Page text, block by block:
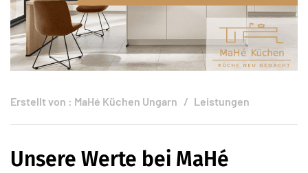
Erstellt von : MaHé Küchen Ungarn Leistungen
Unsere Werte bei MaHé